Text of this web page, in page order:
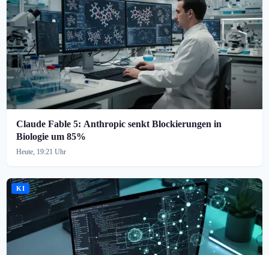
Claude Fable 5: Anthropic senkt Blockierungen in
Biologie um 85%
Heute, 19:21 Uhr
KI